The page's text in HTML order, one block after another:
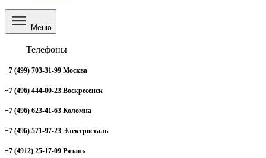
Меню
Телефоны
+7 (499) 703-31-99 Москва
+7 (496) 444-00-23 Воскресенск
+7 (496) 623-41-63 Коломна
+7 (496) 571-97-23 Электросталь
+7 (4912) 25-17-09 Рязань